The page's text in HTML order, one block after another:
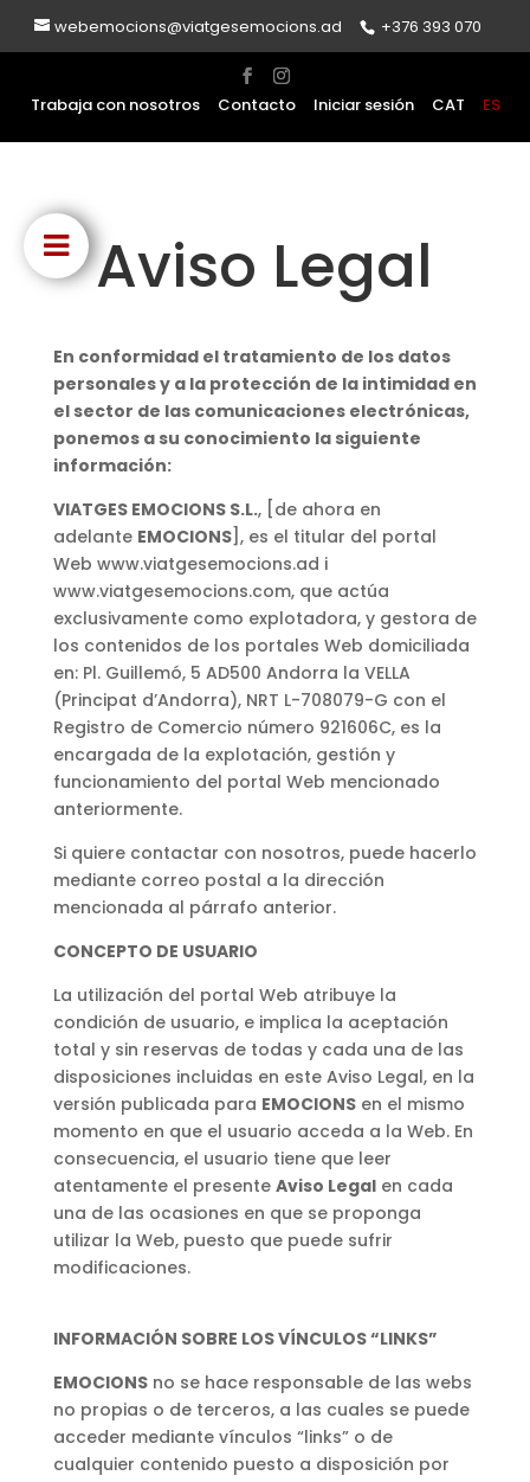
webemocions@viatgesemocions.ad +376 393 070
Trabaja con nosotros Contacto Iniciar sesión CAT ES
Aviso Legal
En conformidad el tratamiento de los datos
personales y a la protección de la intimidad en
el sector de las comunicaciones electrónicas,
ponemos a su conocimiento la siguiente
información:
VIATGES EMOCIONS S.L., [de ahora en
adelante EMOCIONS], es el titular del portal
Web www.viatgesemocions.ad i
www.viatgesemocions.com, que actúa
exclusivamente como explotadora, y gestora de
los contenidos de los portales Web domiciliada
en: Pl. Guillemó, 5 AD500 Andorra la VELLA
(Principat d’Andorra), NRT L-708079-G con el
Registro de Comercio número 921606C, es la
encargada de la explotación, gestión y
funcionamiento del portal Web mencionado
anteriormente.
Si quiere contactar con nosotros, puede hacerlo
mediante correo postal a la dirección
mencionada al párrafo anterior.
CONCEPTO DE USUARIO
La utilización del portal Web atribuye la
condición de usuario, e implica la aceptación
total y sin reservas de todas y cada una de las
disposiciones incluidas en este Aviso Legal, en la
versión publicada para EMOCIONSen el mismo
momento en que el usuario acceda a la Web. En
consecuencia, el usuario tiene que leer
atentamente el presente Aviso Legalen cada
una de las ocasiones en que se proponga
utilizar la Web, puesto que puede sufrir
modificaciones.
INFORMACIÓN SOBRE LOS VÍNCULOS“LINKS”
EMOCIONSno se hace responsable de las webs
no propias o de terceros, a las cuales se puede
acceder mediante vínculos “links” o de
cualquier contenido puesto a disposición por